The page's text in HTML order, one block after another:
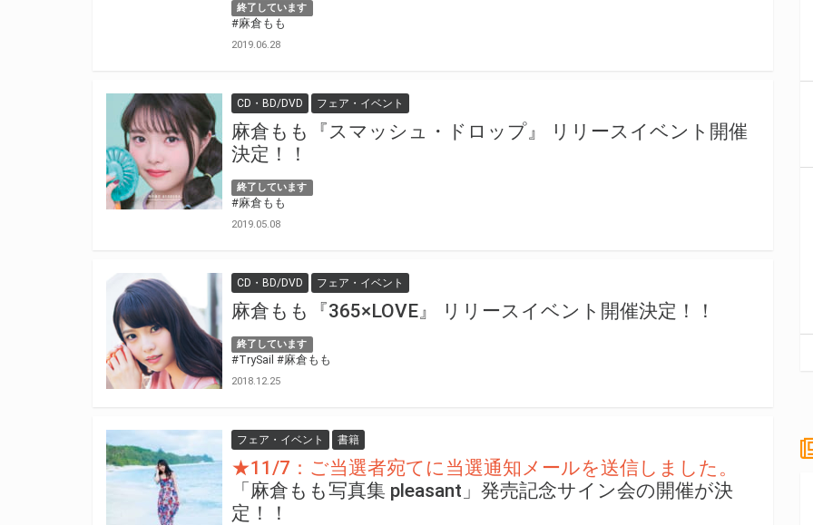
終了しています
#麻倉もも
2019.06.28
CD・BD/DVD フェア・イベント
麻倉もも『スマッシュ・ドロップ』 リリースイベント開催
決定！！
終了しています
#麻倉もも
2019.05.08
CD・BD/DVD フェア・イベント
麻倉もも『365×LOVE』 リリースイベント開催決定！！
終了しています
#TrySail #麻倉もも
2018.12.25
フェア・イベント 書籍
★11/7：ご当選者宛てに当選通知メールを送信しました。
「麻倉もも写真集 pleasant」発売記念サイン会の開催が決
定！！